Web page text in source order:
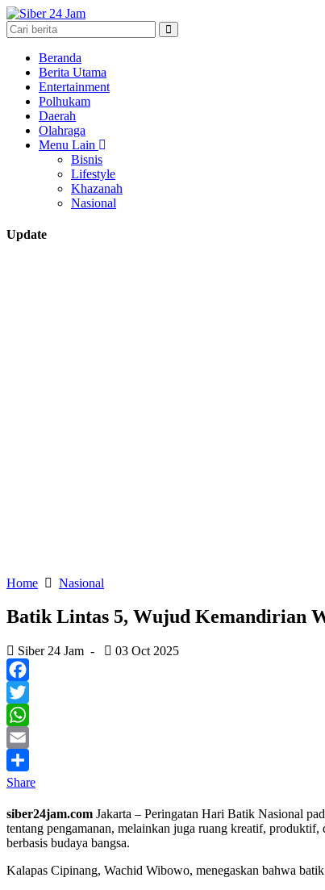
Beranda
Berita Utama
Entertainment
Polhukam
Daerah
Olahraga
Menu Lain
Bisnis
Lifestyle
Khazanah
Nasional
Update
Home
Nasional
Batik Lintas 5, Wujud Kemandirian
Siber 24 Jam - 03 Oct 2025
Facebook
Twitter
WhatsApp
Email
Share
siber24jam.com Jakarta – Peringatan Hari Batik Nasional
tentang pengamanan, melainkan juga ruang kreatif,
berbasis budaya bangsa.
Kalapas Cipinang, Wachid Wibowo, menegaskan bahwa